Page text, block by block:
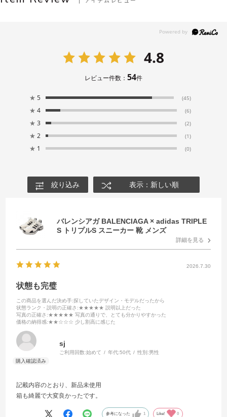
4.8
レビュー件数： 54件
★ 5 (45)
★ 4 (6)
★ 3 (2)
★ 2 (1)
★ 1 (0)
絞り込み 表示：新しい順
バレンシアガ BALENCIAGA × adidas TRIPLE
S トリプルS スニーカー 靴 メンズ
詳細を見る
2026.7.30
状態も完璧
この商品を選んだ決め手:探していたデザイン・モデルだったから
状態ランク・説明の正確さ :★★★★★ 説明以上だった
写真の正確さ :★★★★★ 写真の通りで、とても分かりやすかった
価格の納得感:★★☆☆☆ 少し割高に感じた
sj
ご利用回数:始めて 年代:50代 性別:男性
記載内容のとおり、新品未使用
箱も綺麗で大変良かったです。
参考になった 1 Like! 0